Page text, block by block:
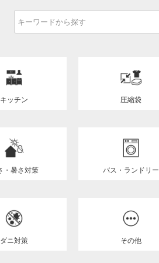
キッチン 圧縮袋
・暑さ対策 バス・ランドリー
ダニ対策 その他